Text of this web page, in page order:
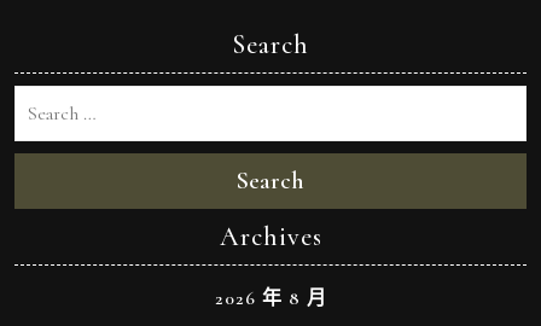
Search
Search
Archives
2026 年 8 月